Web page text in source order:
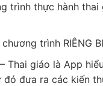
trình thực hành
trình RIÊNG
Thai giáo là App
đó đưa ra các kiến